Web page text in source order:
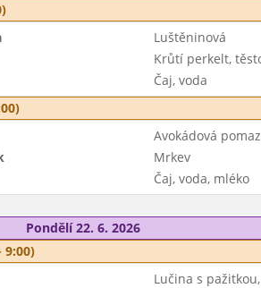
Luštěninová
Krůtí perkelt,
Čaj, voda
Avokádová
Mrkev
Čaj, voda, mléko
Pondělí 22. 6. 2026
9:00)
Lučina s